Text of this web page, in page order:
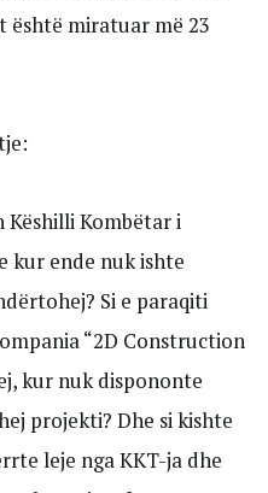
është miratuar më 23
Kombëtar i
kur ende nuk ishte
Si e paraqiti
“2D Construction
kur nuk dispononte
projekti? Dhe si kishte
leje nga KKT-ja dhe